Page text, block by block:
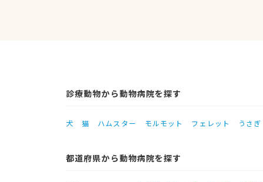
診療動物から動物病院を探す
犬 猫 ハムスター モルモット フェレット うさぎ
都道府県から動物病院を探す